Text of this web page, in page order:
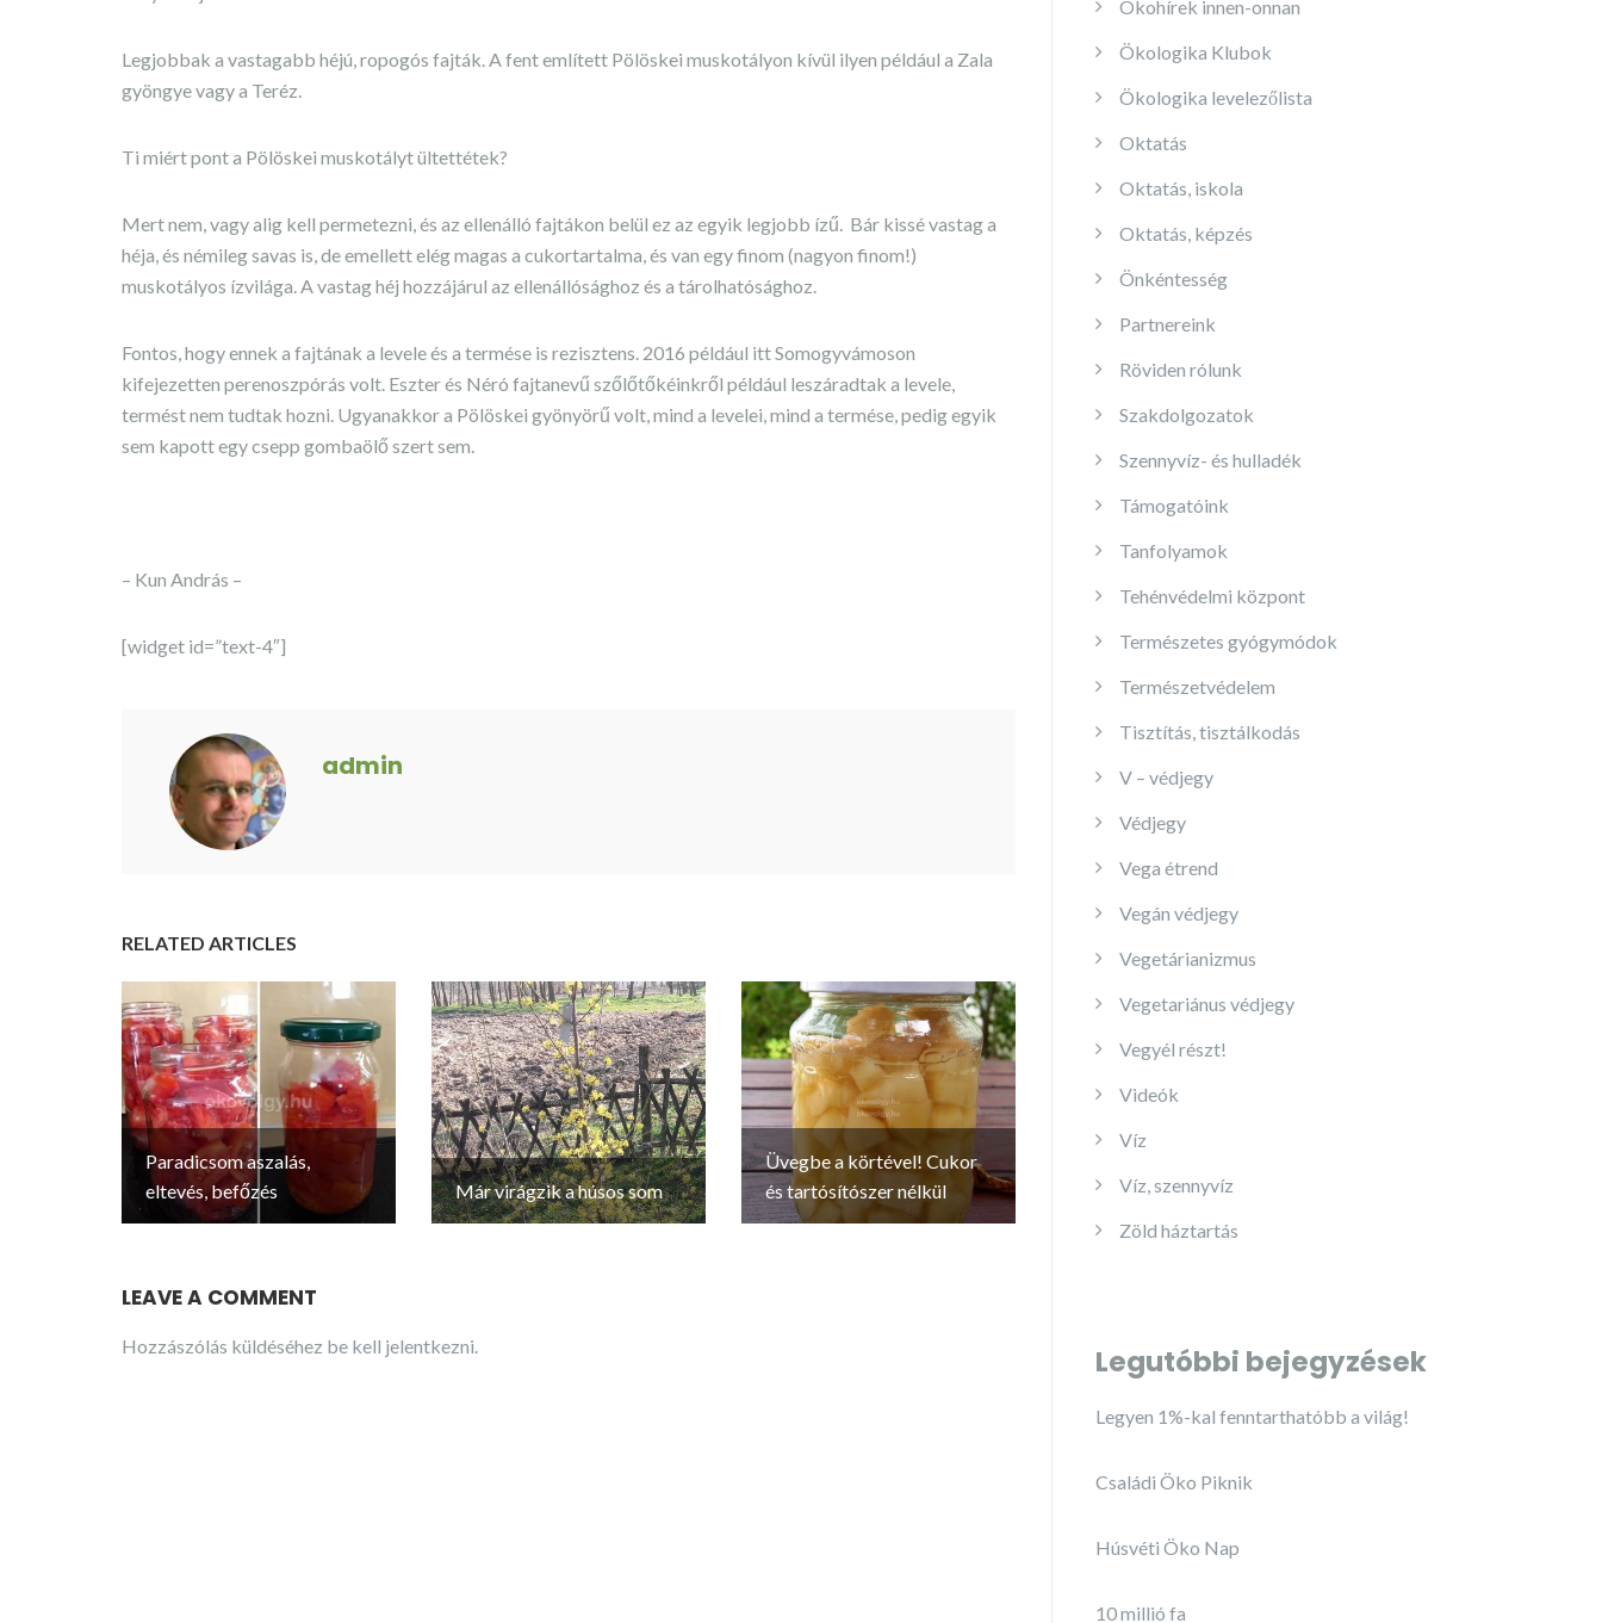
Legjobbak a vastagabb héjú, ropogós fajták. A fent említett Pölöskei muskotályon kívül ilyen például a Zala
gyöngye vagy a Teréz.
Ti miért pont a Pölöskei muskotályt ültettétek?
Mert nem, vagy alig kell permetezni, és az ellenálló fajtákon belül ez az egyik legjobb ízű. Bár kissé vastag a
héja, és némileg savas is, de emellett elég magas a cukortartalma, és van egy finom (nagyon finom!)
muskotályos ízvilága. A vastag héj hozzájárul az ellenállósághoz és a tárolhatósághoz.
Fontos, hogy ennek a fajtának a levele és a termése is rezisztens. 2016 például itt Somogyvámoson
kifejezetten perenoszpórás volt. Eszter és Néró fajtanevű szőlőtőkéinkről például leszáradtak a levele,
termést nem tudtak hozni. Ugyanakkor a Pölöskei gyönyörű volt, mind a levelei, mind a termése, pedig egyik
sem kapott egy csepp gombaölő szert sem.
– Kun András –
[widget id=”text-4″]
admin
RELATED ARTICLES
Paradicsom aszalás,
eltevés, befőzés
Már virágzik a húsos som
Üvegbe a körtével! Cukor
és tartósítószer nélkül
LEAVE A COMMENT
Hozzászólás küldéséhez be kell jelentkezni.
Ökohírek innen-onnan
Ökologika Klubok
Ökologika levelezőlista
Oktatás
Oktatás, iskola
Oktatás, képzés
Önkéntesség
Partnereink
Röviden rólunk
Szakdolgozatok
Szennyvíz- és hulladék
Támogatóink
Tanfolyamok
Tehénvédelmi központ
Természetes gyógymódok
Természetvédelem
Tisztítás, tisztálkodás
V – védjegy
Védjegy
Vega étrend
Vegán védjegy
Vegetárianizmus
Vegetariánus védjegy
Vegyél részt!
Videók
Víz
Víz, szennyvíz
Zöld háztartás
Legutóbbi bejegyzések
Legyen 1%-kal fenntarthatóbb a világ!
Családi Öko Piknik
Húsvéti Öko Nap
10 millió fa